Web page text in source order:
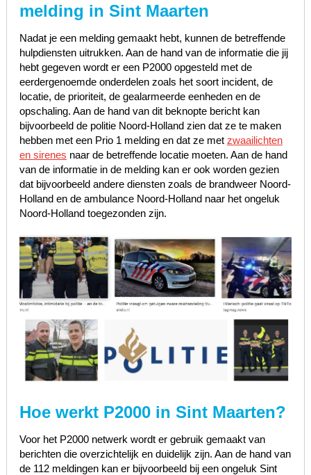
melding in Sint Maarten
Nadat je een melding gemaakt hebt, kunnen de betreffende
hulpdiensten uitrukken. Aan de hand van de informatie die jij
hebt gegeven wordt er een P2000 opgesteld met de
eerdergenoemde onderdelen zoals het soort incident, de
locatie, de prioriteit, de gealarmeerde eenheden en de
opschaling. Aan de hand van dit beknopte bericht kan
bijvoorbeeld de politie Noord-Holland zien dat ze te maken
hebben met een Prio 1 melding en dat ze met zwaailichten
en sirenes naar de betreffende locatie moeten. Aan de hand
van de informatie in de melding kan er ook worden gezien
dat bijvoorbeeld andere diensten zoals de brandweer Noord-
Holland en de ambulance Noord-Holland naar het ongeluk
Noord-Holland toegezonden zijn.
Hoe werkt P2000 in Sint Maarten?
Voor het P2000 netwerk wordt er gebruik gemaakt van
berichten die overzichtelijk en duidelijk zijn. Aan de hand van
de 112 meldingen kan er bijvoorbeeld bij een ongeluk Sint